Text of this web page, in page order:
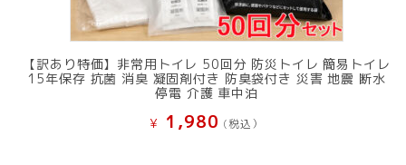
【訳あり特価】非常用トイレ 50回分 防災トイレ 簡易トイレ
15年保存 抗菌 消臭 凝固剤付き 防臭袋付き 災害 地震 断水
停電 介護 車中泊
¥ 1,980 (税込）